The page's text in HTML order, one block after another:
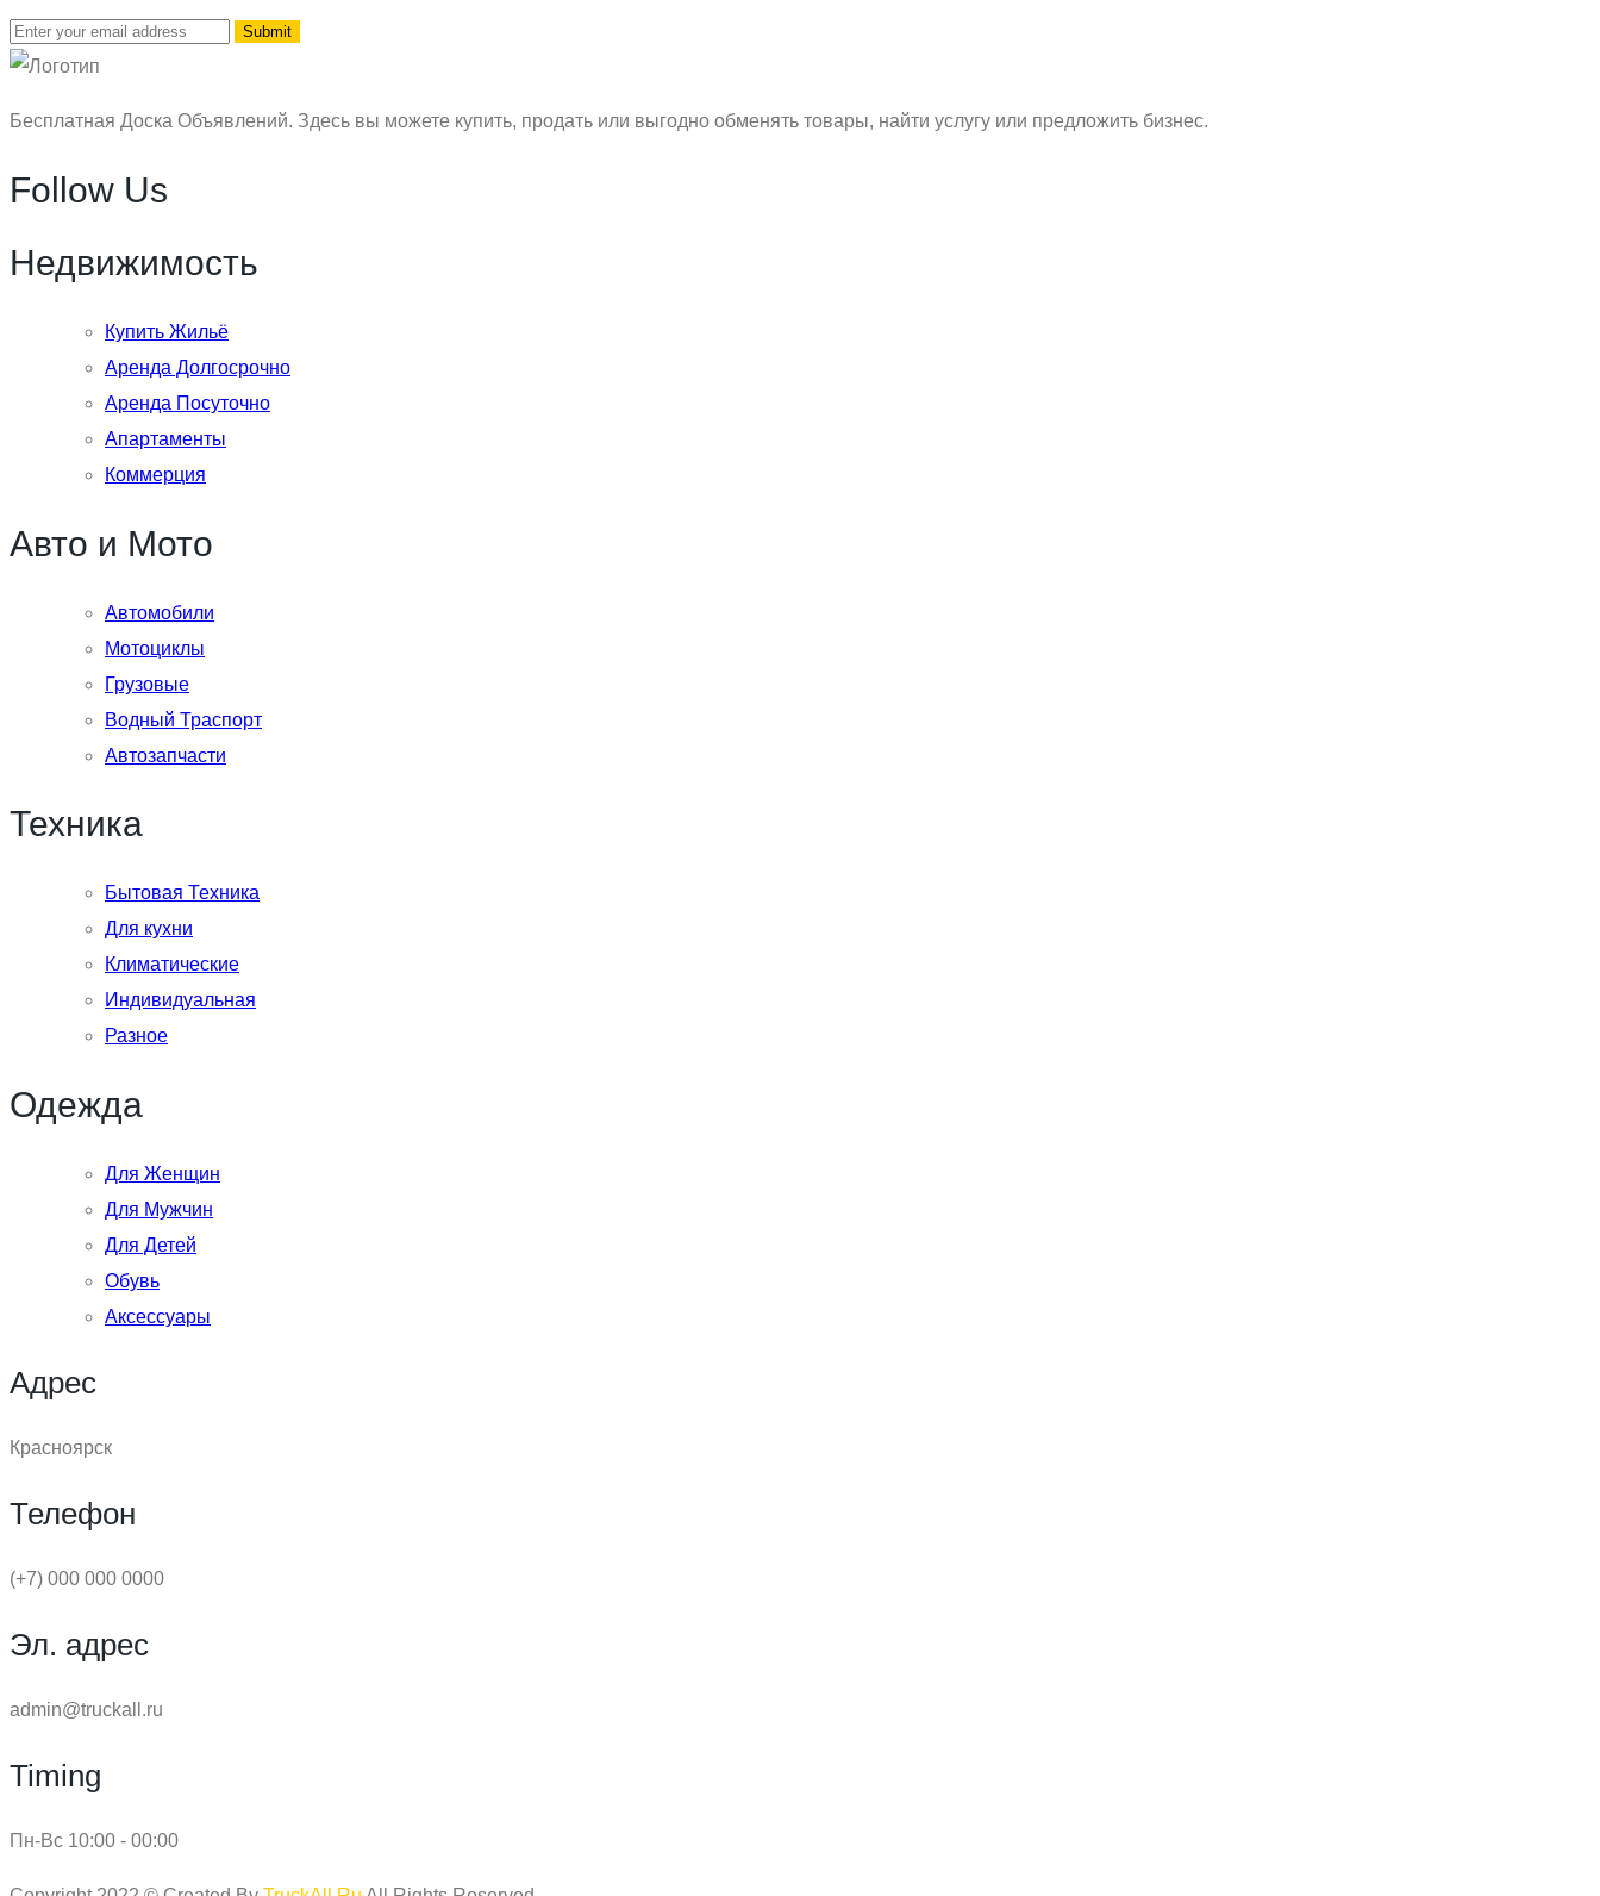
Бесплатная Доска Объявлений. Здесь вы можете купить, продать или выгодно обменять товары, найти услугу или предложить бизнес.
Follow Us
Недвижимость
Купить Жильё
Аренда Долгосрочно
Аренда Посуточно
Апартаменты
Коммерция
Авто и Мото
Автомобили
Мотоциклы
Грузовые
Водный Траспорт
Автозапчасти
Техника
Бытовая Техника
Для кухни
Климатические
Индивидуальная
Разное
Одежда
Для Женщин
Для Мужчин
Для Детей
Обувь
Аксессуары
Адрес
Красноярск
Телефон
(+7) 000 000 0000
Эл. адрес
admin@truckall.ru
Timing
Пн-Вс 10:00 - 00:00